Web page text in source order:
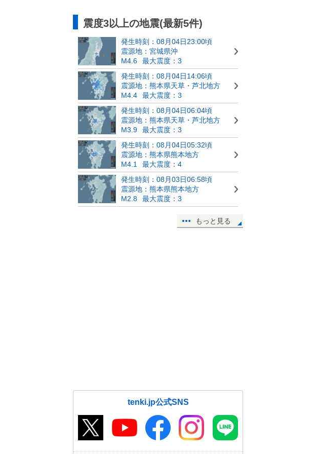
震度3以上の地震(最新5件)
発生時刻：08月04日23:00頃
震源地：宮城県沖
M4.6
最大震度：3
発生時刻：08月04日14:06頃
震源地：熊本県天草・芦北地方
M4.4
最大震度：3
発生時刻：08月04日06:04頃
震源地：熊本県天草・芦北地方
M3.9
最大震度：3
発生時刻：08月04日05:32頃
震源地：熊本県熊本地方
M4.1
最大震度：4
発生時刻：08月03日06:58頃
震源地：熊本県熊本地方
M2.8
最大震度：3
もっと見る
tenki.jp公式SNS